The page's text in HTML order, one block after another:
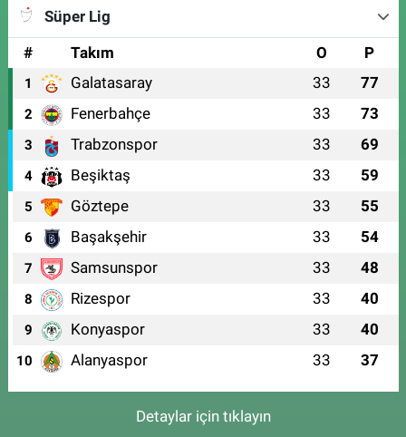
Süper Lig
#
Takım O P
1 Galatasaray 33 77
2 Fenerbahçe 33 73
3 Trabzonspor 33 69
4 Beşiktaş 33 59
5 Göztepe 33 55
6 Başakşehir 33 54
7 Samsunspor 33 48
8 Rizespor 33 40
9 Konyaspor 33 40
10 Alanyaspor 33 37
Detaylar için tıklayın